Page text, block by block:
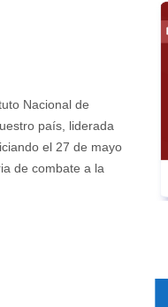
Nacional de
país, liderada
el 27 de mayo
de combate a la